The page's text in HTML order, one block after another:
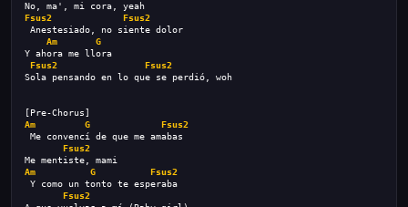
No, ma', mi cora, yeah
Fsus2
Fsus2
Anestesiado, no siente dolor
Am
G
Y ahora me llora
Fsus2
Fsus2
Sola pensando en lo que se perdió, woh
[Pre-Chorus]
Am
G
Fsus2
Me convencí de que me amabas
Fsus2
Me mentiste, mami
Am
G
Fsus2
Y como un tonto te esperaba
Fsus2